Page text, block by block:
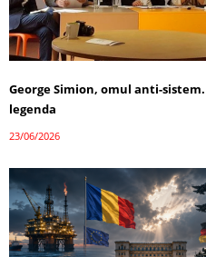
George Simion, omul anti-
legenda
23/06/2026